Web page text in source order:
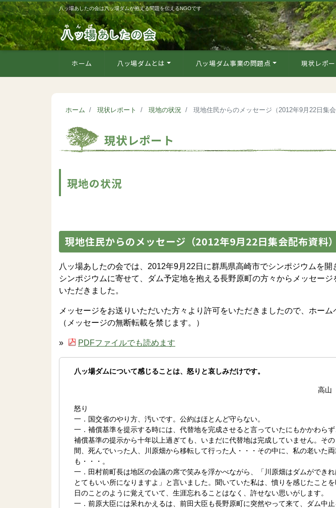
八ッ場あしたの会は八ッ場ダムが抱える問題を伝えるNGOです
ホーム 八ッ場ダムとは 八ッ場ダム事業の問題点 現状レポー
ホーム 現状レポート 現地の状況 現地住民からのメッセージ（2012年9月22日集会
現状レポート
現地の状況
現地住民からのメッセージ（2012年9月22日集会配布資料）
八ッ場あしたの会では、2012年9月22日に群馬県高崎市でシンポジウムを開
シンポジウムに寄せて、ダム予定地を抱える長野原町の方々からメッセー
いただきました。
メッセージをお送りいただいた方々より許可をいただきましたので、ホーム
（メッセージの無断転載を禁じます。）
» PDFファイルでも読めます
八ッ場ダムについて感じることは、怒りと哀しみだけです。
高
怒り
一．国交省のやり方、汚いです。公約はほとんど守らない。
一．補償基準を提示する時には、代替地を完成させると言っていたにもかかわらず
補償基準の提示から十年以上過ぎても、いまだに代替地は完成していません。その
間、死んでいった人、川原畑から移転して行った人・・・その中に、私の老いた両
も・・・。
一．田村前町長は地区の会議の席で笑みを浮かべながら、「川原畑はダムができ
とてもいい所になりますよ」と言いました。聞いていた私は、憤りを感じたこと
日のことのように覚えていて、生涯忘れることはなく、許せない思いがします。
一．前原大臣には呆れかえるは、前田大臣も長野原町に突然やって来て、ダム中止